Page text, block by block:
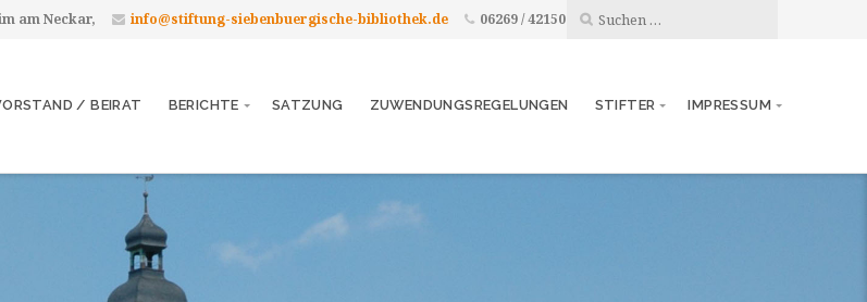
am Neckar, info@stiftung-siebenbuergische-bibliothek.de 06269 / 42150
/ BEIRAT BERICHTE SATZUNG ZUWENDUNGSREGELUNGEN STIFTER IMPRESSUM